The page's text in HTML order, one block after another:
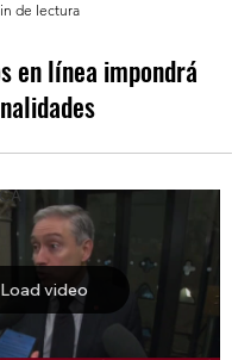
de lectura
en línea impondrá
Load video